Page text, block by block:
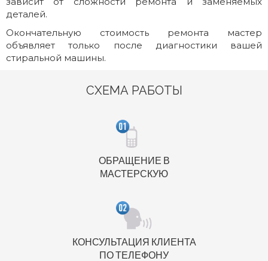
деталей.
Окончательную стоимость ремонта мастер
объявляет только после диагностики вашей
стиральной машины.
СХЕМА РАБОТЫ
ОБРАЩЕНИЕ В
МАСТЕРСКУЮ
КОНСУЛЬТАЦИЯ КЛИЕНТА
ПО ТЕЛЕФОНУ